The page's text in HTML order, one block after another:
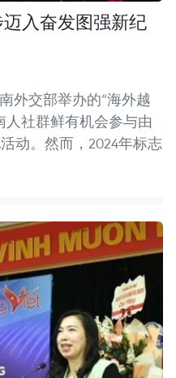
入奋发图强新纪
外交部举办的“海外越
人社群鲜有机会参与由
动。然而，2024年标志